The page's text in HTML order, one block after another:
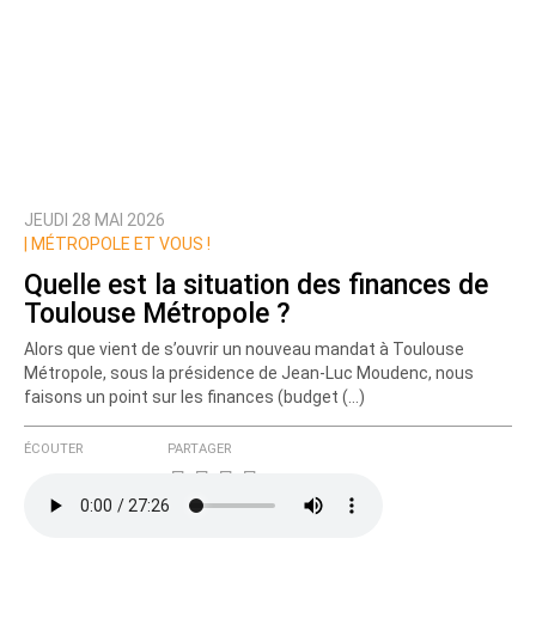
JEUDI 28 MAI 2026
MÉTROPOLE ET VOUS !
Quelle est la situation des finances de
Toulouse Métropole ?
Alors que vient de s’ouvrir un nouveau mandat à Toulouse
Métropole, sous la présidence de Jean-Luc Moudenc, nous
faisons un point sur les finances (budget (…)
ÉCOUTER PARTAGER